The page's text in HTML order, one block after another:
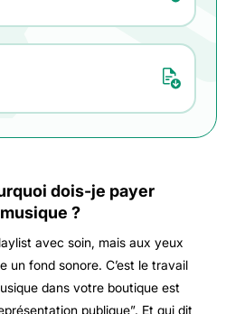
dois-je payer
?
avec soin, mais aux yeux
un fond sonore. C’est le travail
dans votre boutique est
publique”. Et qui dit